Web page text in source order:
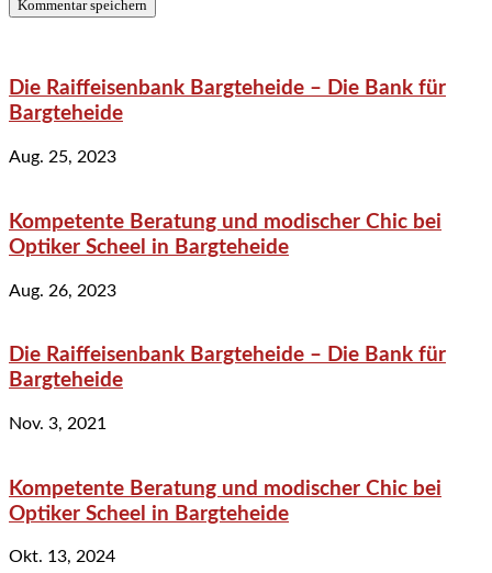
Die Raiffeisenbank Bargteheide – Die Bank für
Bargteheide
Aug. 25, 2023
Kompetente Beratung und modischer Chic bei
Optiker Scheel in Bargteheide
Aug. 26, 2023
Die Raiffeisenbank Bargteheide – Die Bank für
Bargteheide
Nov. 3, 2021
Kompetente Beratung und modischer Chic bei
Optiker Scheel in Bargteheide
Okt. 13, 2024